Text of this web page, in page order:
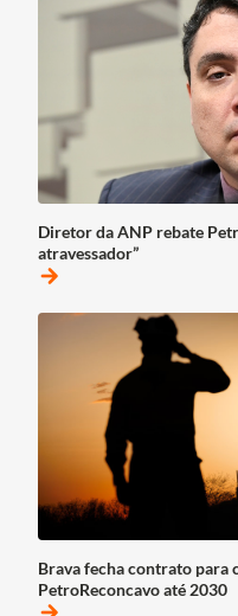
Diretor da ANP rebate
atravessador”
arrow_forward
Brava fecha contrato para
PetroReconcavo até 2030